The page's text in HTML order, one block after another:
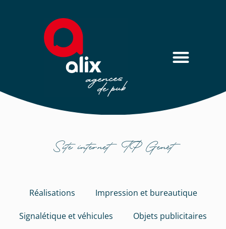
Site internet TP Genêt
Réalisations Impression et bureautique
Signalétique et véhicules Objets publicitaires